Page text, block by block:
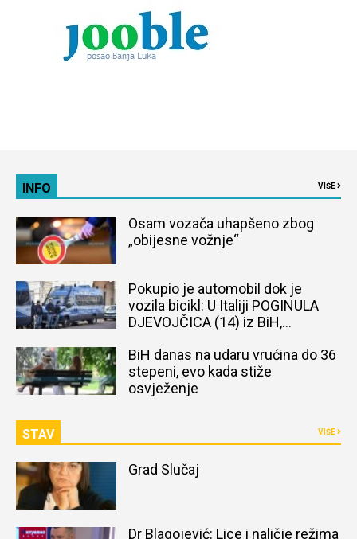
INFO VIŠE
Osam vozača uhapšeno zbog
„obijesne vožnje“
Pokupio je automobil dok je
vozila bicikl: U Italiji POGINULA
DJEVOJČICA (14) iz BiH,
BiH danas na udaru vrućina do 36
stepeni, evo kada stiže
osvježenje
STAV VIŠE
Grad Slučaj
Dr Blagojević: Lice i naličje režima